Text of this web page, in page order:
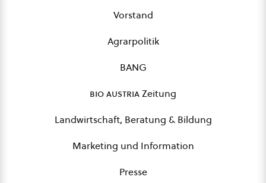
Vorstand
Agrarpolitik
BANG
bio austriaZeitung
Landwirtschaft, Beratung & Bildung
Marketing und Information
Presse